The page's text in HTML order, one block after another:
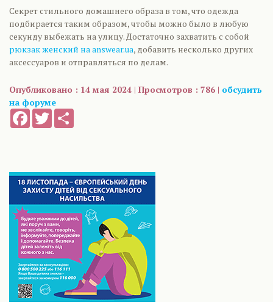
Секрет стильного домашнего образа в том, что одежда
подбирается таким образом, чтобы можно было в любую
секунду выбежать на улицу. Достаточно захватить с собой
рюкзак женский на answear.ua, добавить несколько других
аксессуаров и отправляться по делам.
Опубликовано : 14 мая 2024 | Просмотров : 786 | обсудить
на форуме
FacebookTwitter